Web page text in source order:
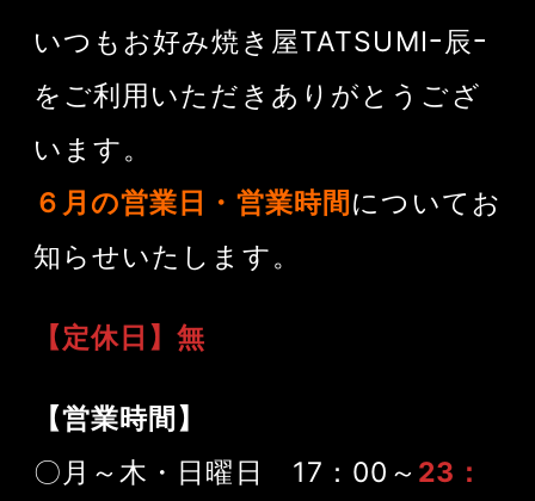
いつもお好み焼き屋TATSUMIｰ辰ｰ
をご利用いただきありがとうござ
います。
６月の営業日・営業時間 についてお
知らせいたします。
【定休日】無
【営業時間】
〇月～木・日曜日 17：00～ 23：